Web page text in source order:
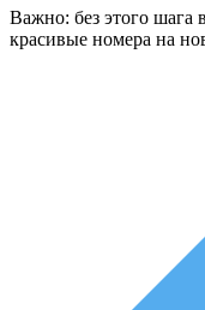
Важно: без этого
красивые номера на